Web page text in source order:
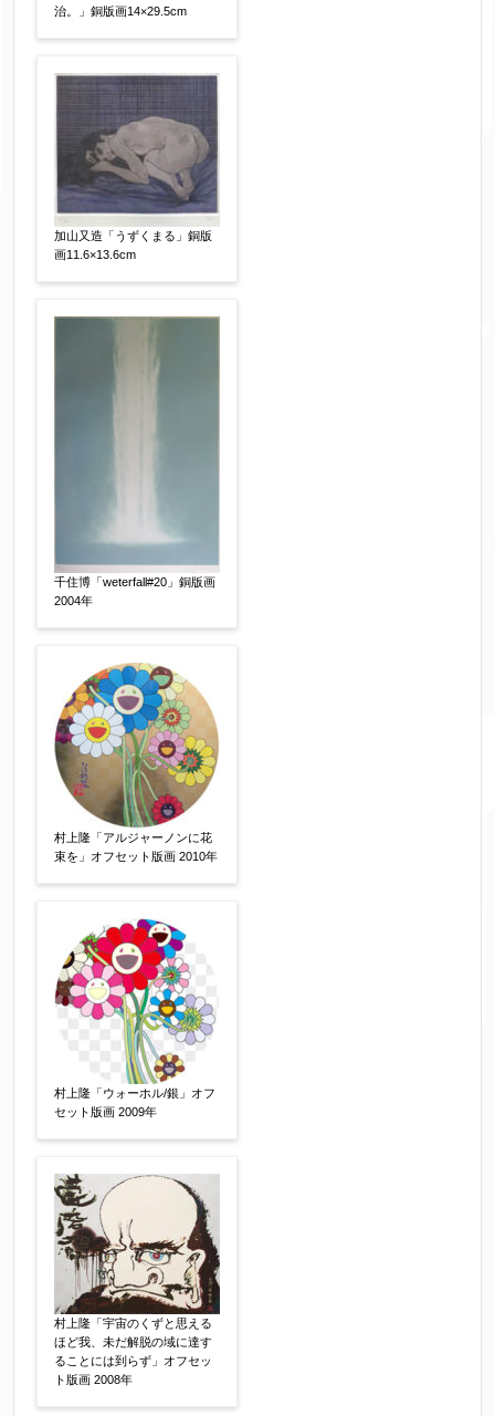
フリガナ 【任意】
メールアドレス
※送信完了後こちらのメールアドレス宛に自動で
送信確認メールをお送りします。もし送信確認メ
ールが受信されない場合は、送信が完了していな
いか、アドレス間違え、迷惑メールフィルター等
電話番号 【必須】
郵便番号 【必須】
↓郵便番号を入力すると住所の最初が自動入力さ
れます。番地以下は任意でも結構です。
ご要望などがございましたらご入力ください
【任意】
治。」銅版画14×29.5cm
加山又造「うずくまる」銅版
画11.6×13.6cm
千住博「weterfall#20」銅版画
2004年
村上隆「アルジャーノンに花
束を」オフセット版画 2010年
村上隆「ウォーホル/銀」オフ
セット版画 2009年
村上隆「宇宙のくずと思える
ほど我、未だ解脱の域に達す
ることには到らず」オフセッ
ト版画 2008年